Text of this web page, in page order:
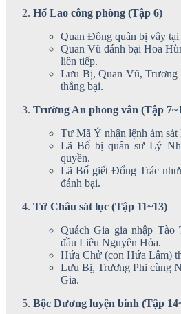
Hổ Lao công phòng (Tập 6)
Quan Đông quân bị vây
Quan Vũ đánh bại Hoa
liên tiếp.
Lưu Bị, Quan Vũ, Trương
thắng bại.
Trường An phong vân (Tập
Tư Mã Ý nhận lệnh ám
Lã Bố bị quân sư Lý
quyền.
Lã Bố giết Đổng Trác
đánh bại.
Từ Châu sát lục (Tập 11~13)
Quách Gia gia nhập Tào
đầu Liêu Nguyên Hỏa.
Hứa Chử (con Hứa Lâm)
Lưu Bị, Trương Phi cùng
Gia.
Bộc Dương luyện binh (Tập